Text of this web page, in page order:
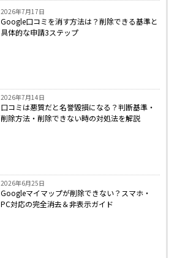
2026年7月17日
Google口コミを消す方法は？削除できる基準と
具体的な申請3ステップ
2026年7月14日
口コミは悪質だと名誉毀損になる？判断基準・
削除方法・削除できない時の対処法を解説
2026年6月25日
Googleマイマップが削除できない？スマホ・
PC対応の完全消去＆非表示ガイド